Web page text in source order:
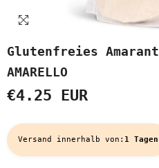
Glutenfreies
AMARELLO
€4.25 EUR
Versand innerhalb von: 1 Tagen